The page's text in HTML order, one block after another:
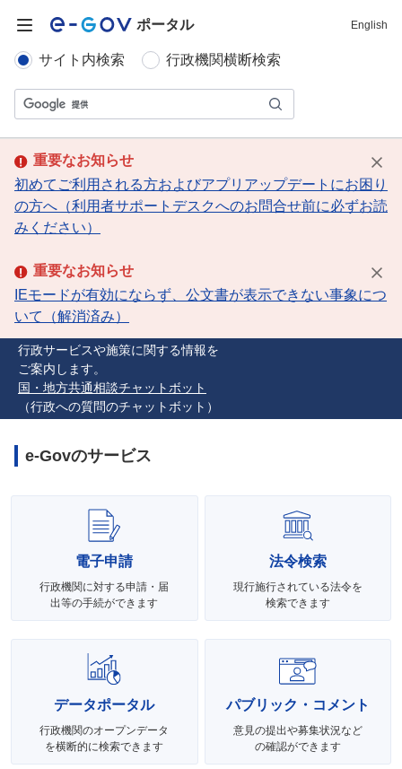
ポータル English
サイト内検索 行政機関横断検索
重要なお知らせ
初めてご利用される方およびアプリアップデートにお困り
の方へ（利用者サポートデスクへのお問合せ前に必ずお読
みください）
重要なお知らせ
IEモードが有効にならず、公文書が表示できない事象につ
いて（解消済み）
行政サービスや施策に関する情報を
ご案内します。
国・地方共通相談チャットボット
（行政への質問のチャットボット）
e-Govのサービス
電子申請
行政機関に対する申請・届
出等の手続ができます
法令検索
現行施行されている法令を
検索できます
データポータル
行政機関のオープンデータ
を横断的に検索できます
パブリック・コメント
意見の提出や募集状況など
の確認ができます